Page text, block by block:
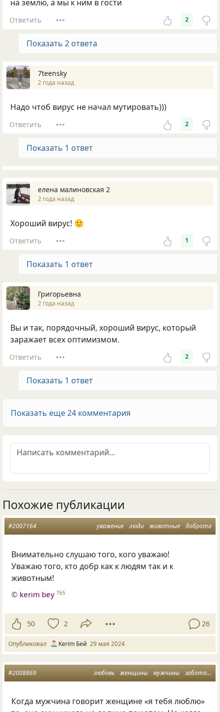
на землю, а мы к ним в гости
Ответить 2
Показать 2 ответа
7teensky
2 года назад
Надо чтоб вирус не начал мутировать)))
Ответить 2
Показать 1 ответ
елена малиновская 2
2 года назад
Хороший вирус! 🙂
Ответить 1
Показать 1 ответ
Григорьевна
2 года назад
Вы и так, порядочный, хороший вирус, который
заражает всех оптимизмом.
Ответить 2
Показать 1 ответ
Показать еще 24 комментария
Похожие публикации
уважение люди животные доброта
#2007164
Внимательно слушаю того, кого уважаю!
Уважаю того, кто добр как к людям так и к
животным!
© kerim bey 765
50 2 26
Опубликовал Kerim Бей 29 мая 2024
любовь женщины мужчины забота мужчин
#2008869
Когда мужчина говорит женщине «я тебя люблю»